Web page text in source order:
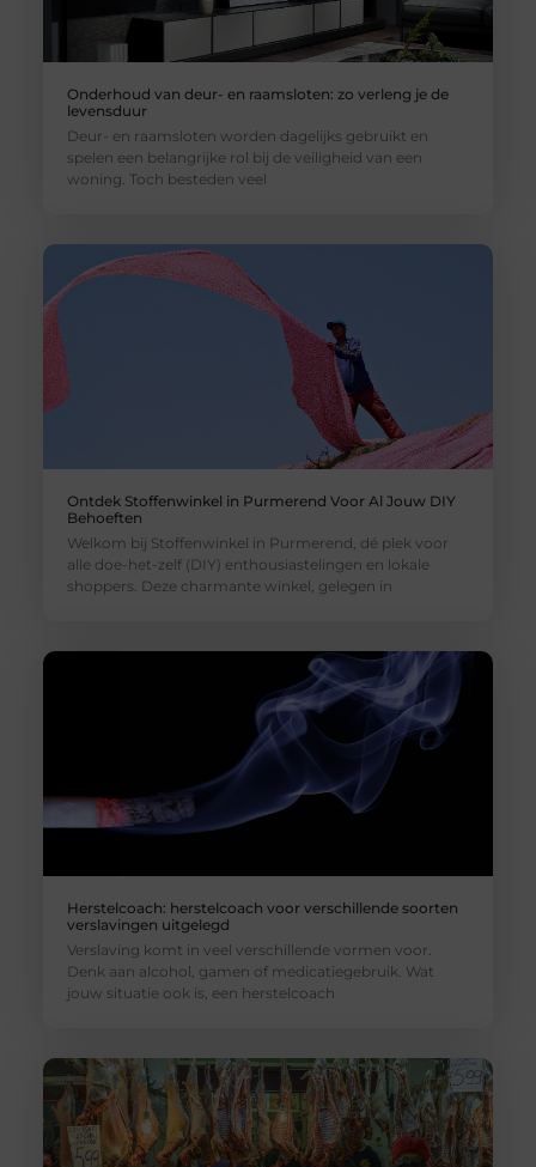
Onderhoud van deur- en raamsloten: zo verleng je de
levensduur
Deur- en raamsloten worden dagelijks gebruikt en
spelen een belangrijke rol bij de veiligheid van een
woning. Toch besteden veel
Ontdek Stoffenwinkel in Purmerend Voor Al Jouw DIY
Behoeften
Welkom bij Stoffenwinkel in Purmerend, dé plek voor
alle doe-het-zelf (DIY) enthousiastelingen en lokale
shoppers. Deze charmante winkel, gelegen in
Herstelcoach: herstelcoach voor verschillende soorten
verslavingen uitgelegd
Verslaving komt in veel verschillende vormen voor.
Denk aan alcohol, gamen of medicatiegebruik. Wat
jouw situatie ook is, een herstelcoach